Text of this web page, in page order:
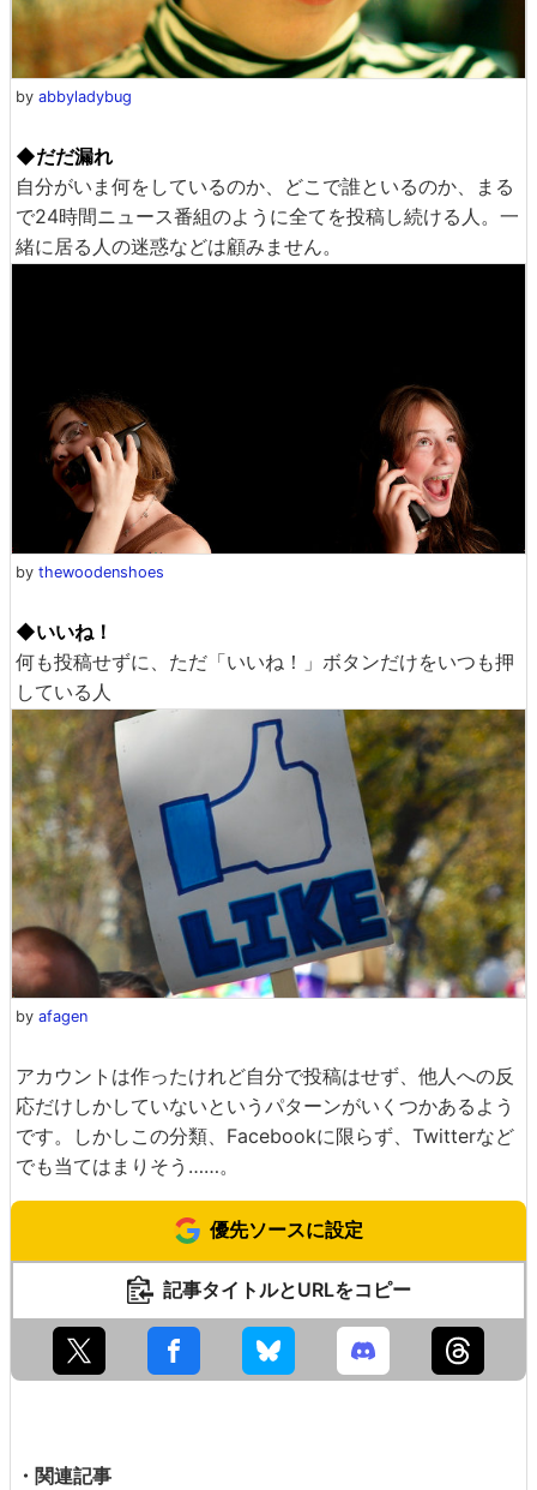
by abbyladybug
◆だだ漏れ
自分がいま何をしているのか、どこで誰といるのか、まる
で24時間ニュース番組のように全てを投稿し続ける人。一
緒に居る人の迷惑などは顧みません。
by thewoodenshoes
◆いいね！
何も投稿せずに、ただ「いいね！」ボタンだけをいつも押
している人
by afagen
アカウントは作ったけれど自分で投稿はせず、他人への反
応だけしかしていないというパターンがいくつかあるよう
です。しかしこの分類、Facebookに限らず、Twitterなど
でも当てはまりそう……。
優先ソースに設定
記事タイトルとURLをコピー
・関連記事